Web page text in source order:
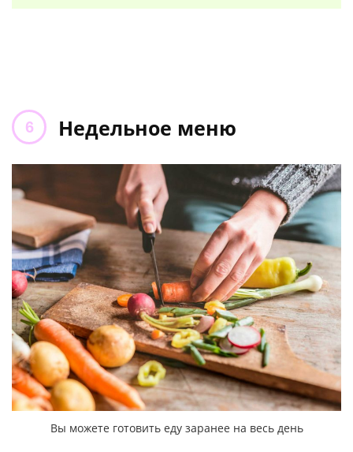
Недельное меню
Вы можете готовить еду заранее на весь день